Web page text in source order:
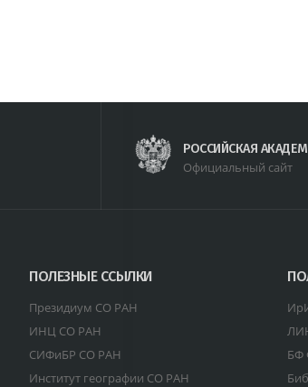
РОССИЙСКАЯ
Официальный сайт
ПОЛЕЗНЫЕ ССЫЛКИ
Президиум СО РАН
ИНЦ СО РАН
СИФиБР СО РАН
Институт географии СО РАН
БФ